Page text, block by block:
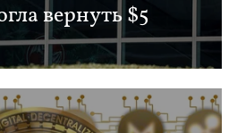
вернуть $5